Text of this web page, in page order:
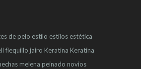
de pelo estilo estilos estética
flequillo jairo Keratina Keratina
melena peinado novios